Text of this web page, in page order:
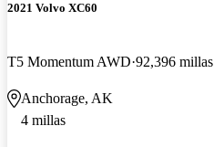
2021 Volvo XC60
T5 Momentum AWD 92,396 millas
Anchorage, AK
4 millas